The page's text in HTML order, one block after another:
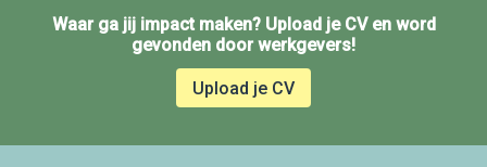
Waar ga jij impact maken? Upload je CV en word
gevonden door werkgevers!
Upload je CV